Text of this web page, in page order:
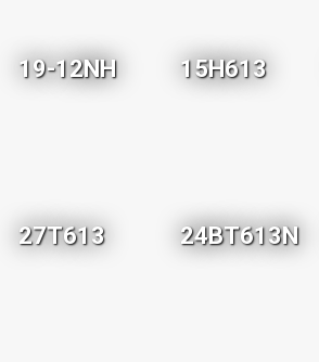
19-12NH 15H613
27T613 24BT613N